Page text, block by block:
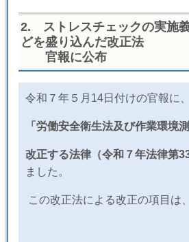
2. ストレスチェックの実施
どを盛り込んだ改正法
官報に公布
​令和７年５月14日付けの官報に、
「労働安全衛生法及び作業環境
改正する法律 （令和７年法律第
ました。
この改正法による改正の項目は